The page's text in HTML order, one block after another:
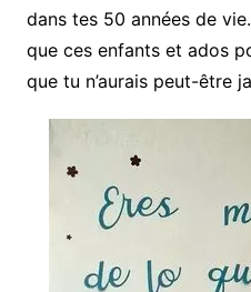
dans tes 50 années de
que ces enfants et ados
que tu n’aurais peut-être